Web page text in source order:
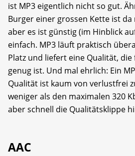
ist MP3 eigentlich nicht so gut.
Burger einer grossen Kette ist
aber es ist günstig (im Hinblick
einfach. MP3 läuft praktisch
Platz und liefert eine Qualität,
genug ist. Und mal ehrlich: Ein
Qualität ist kaum von verlustfrei
weniger als den maximalen 320
aber schnell die Qualitätsklippe
AAC